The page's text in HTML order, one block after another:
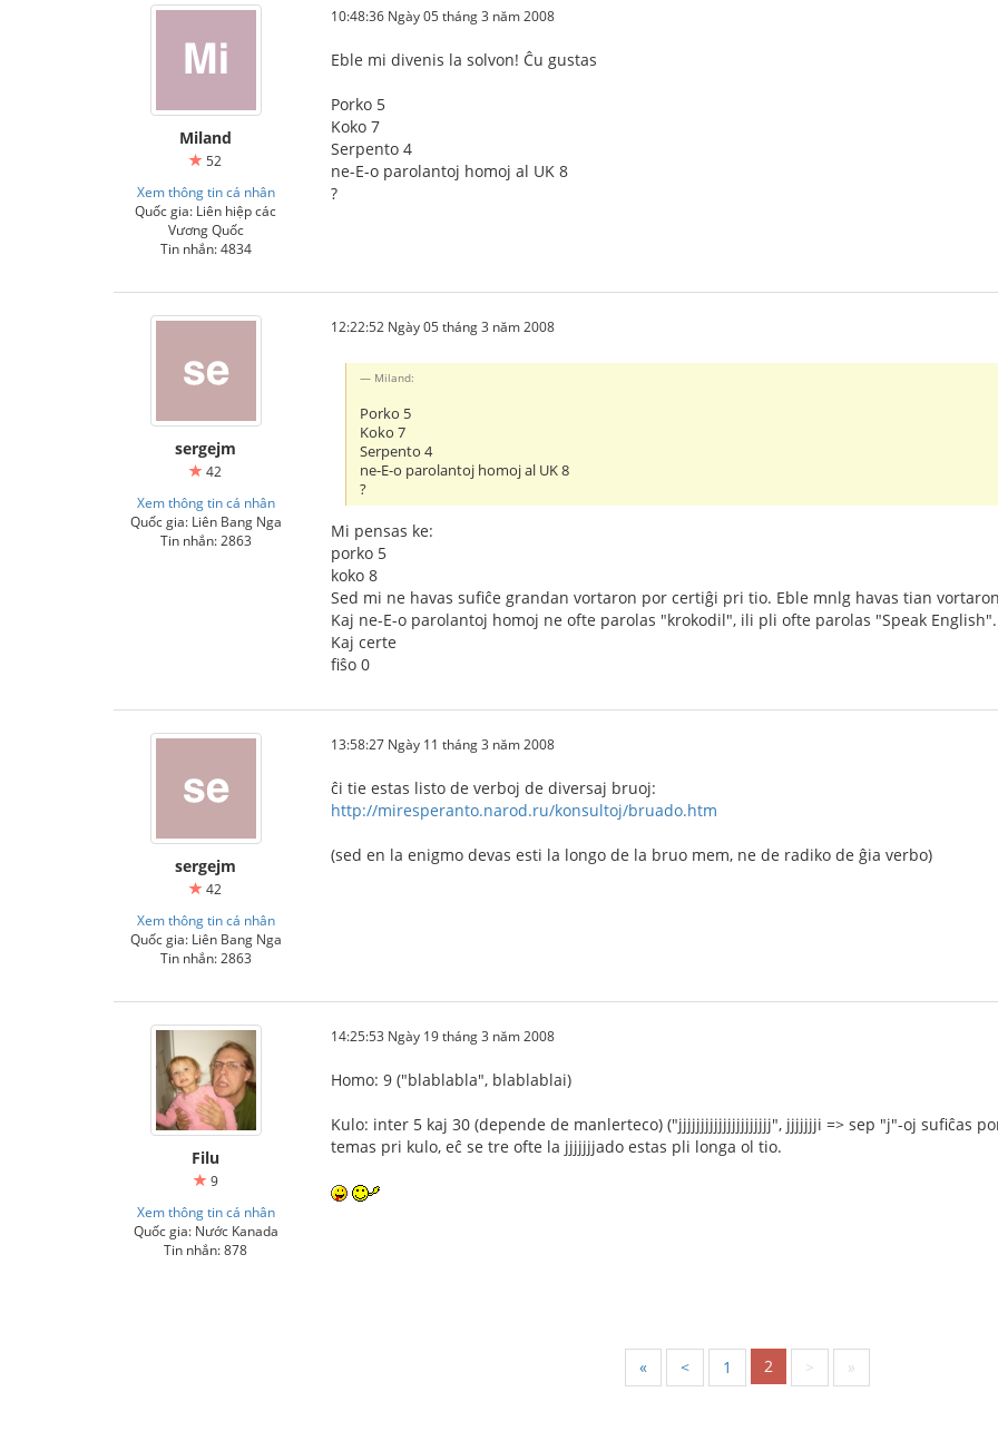
Miland
52
Xem thông tin cá nhân
Quốc gia: Liên hiệp các
Vương Quốc
Tin nhắn: 4834
10:48:36 Ngày 05 tháng 3 năm 2008
Eble mi divenis la solvon! Ĉu gustas
Porko 5
Koko 7
Serpento 4
ne-E-o parolantoj homoj al UK 8
?
sergejm
42
Xem thông tin cá nhân
Quốc gia: Liên Bang Nga
Tin nhắn: 2863
12:22:52 Ngày 05 tháng 3 năm 2008
Miland:
Porko 5
Koko 7
Serpento 4
ne-E-o parolantoj homoj al UK 8
?
Mi pensas ke:
porko 5
koko 8
Sed mi ne havas sufiĉe grandan vortaron por certiĝi pri tio. Eble mnlg havas tian
Kaj ne-E-o parolantoj homoj ne ofte parolas "krokodil", ili pli ofte parolas "Speak English".
Kaj certe
fiŝo 0
sergejm
42
Xem thông tin cá nhân
Quốc gia: Liên Bang Nga
Tin nhắn: 2863
13:58:27 Ngày 11 tháng 3 năm 2008
ĉi tie estas listo de verboj de diversaj bruoj:
http://miresperanto.narod.ru/konsultoj/bruado.htm
(sed en la enigmo devas esti la longo de la bruo mem, ne de radiko de ĝia verbo)
Filu
9
Xem thông tin cá nhân
Quốc gia: Nước Kanada
Tin nhắn: 878
14:25:53 Ngày 19 tháng 3 năm 2008
Homo: 9 ("blablabla", blablablai)
Kulo: inter 5 kaj 30 (depende de manlerteco) ("jjjjjjjjjjjjjjjjjjjjj", jjjjjjji => sep "j"-oj sufiĉas
temas pri kulo, eĉ se tre ofte la jjjjjjjado estas pli longa ol tio.
« < 1 2 > »